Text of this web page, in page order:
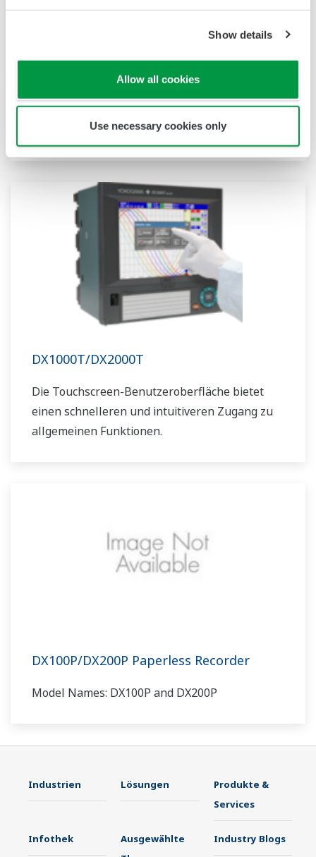
Show details
Allow all cookies
Use necessary cookies only
inneren Komponenten des DX1000N und ihre
DX1000T/DX2000T
Die Touchscreen-Benutzeroberfläche bietet
einen schnelleren und intuitiveren Zugang zu
allgemeinen Funktionen.
DX100P/DX200P Paperless Recorder
Model Names: DX100P and DX200P
Industrien Lösungen
Produkte &
Services
Infothek
Ausgewählte
Industry Blogs